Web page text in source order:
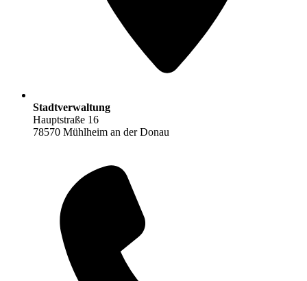
Stadtverwaltung
Hauptstraße 16
78570 Mühlheim an der Donau